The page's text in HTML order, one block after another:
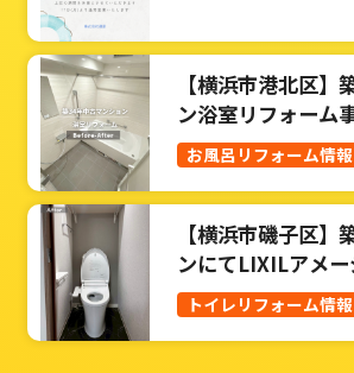
【横浜市港北区】
ン浴室リフォーム
お風呂リフォーム情報
【横浜市磯子区】
ンにてLIXILアメ
トイレリフォーム
トイレリフォーム情報